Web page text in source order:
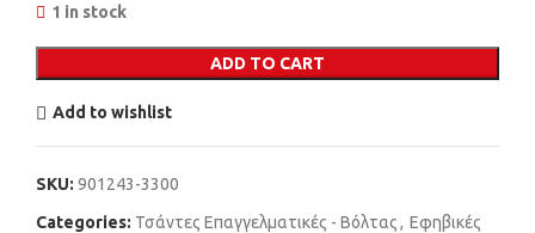
1 in stock
ADD TO CART
Add to wishlist
SKU: 901243-3300
Categories: Τσάντες Επαγγελματικές - Βόλτας, Εφηβικές